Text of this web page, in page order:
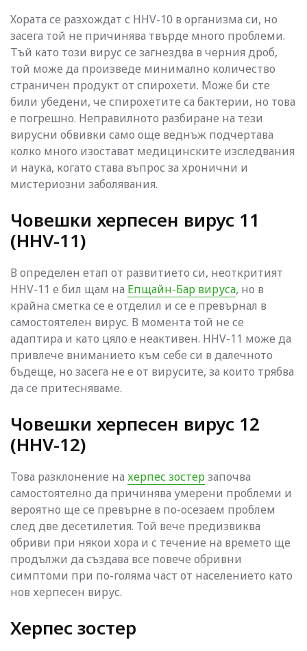
Хората се разхождат с HHV-10 в организма си, но
засега той не причинява твърде много проблеми.
Тъй като този вирус се загнездва в черния дроб,
той може да произведе минимално количество
страничен продукт от спирохети. Може би сте
били убедени, че спирохетите са бактерии, но това
е погрешно. Неправилното разбиране на тези
вирусни обвивки само още веднъж подчертава
колко много изостават медицинските изследвания
и наука, когато става въпрос за хронични и
мистериозни заболявания.
Човешки херпесен вирус 11
(HHV-11)
В определен етап от развитието си, неоткритият
HHV-11 е бил щам на Епщайн-Бар вируса, но в
крайна сметка се е отделил и се е превърнал в
самостоятелен вирус. В момента той не се
адаптира и като цяло е неактивен. HHV-11 може да
привлече вниманието към себе си в далечното
бъдеще, но засега не е от вирусите, за които трябва
да се притесняваме.
Човешки херпесен вирус 12
(HHV-12)
Това разклонение на херпес зостерзапочва
самостоятелно да причинява умерени проблеми и
вероятно ще се превърне в по-осезаем проблем
след две десетилетия. Той вече предизвиква
обриви при някои хора и с течение на времето ще
продължи да създава все повече обривни
симптоми при по-голяма част от населението като
нов херпесен вирус.
Херпес зостер